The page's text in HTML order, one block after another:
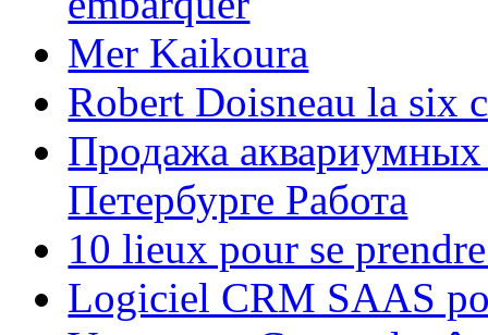
Mer Kaikoura
Robert Doisneau la six
Продажа аквариумных
Петербурге Работа
10 lieux pour se
Logiciel CRM SAAS